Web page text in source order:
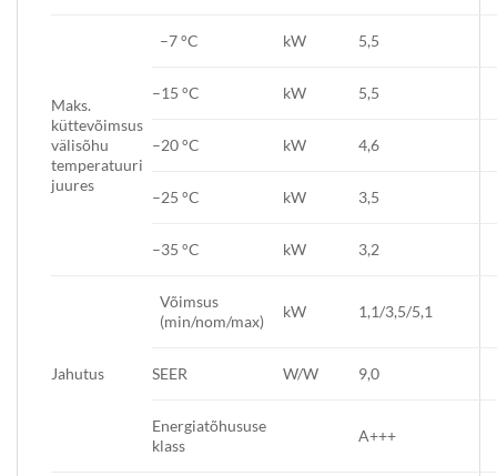
Maks.
küttevõimsus
välisõhu
temperatuuri
juures
–7 °C kW 5,5
–15 °C kW 5,5
–20 °C kW 4,6
–25 °C kW 3,5
–35 °C kW 3,2
Jahutus
Võimsus
(min/nom/max)
kW 1,1/3,5/5,1
SEER W/W 9,0
Energiatõhususe
klass
A+++